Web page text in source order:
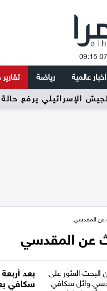
اخبار عالمية رياضة
الإسرائيلي يرفع
عن المقدسي
عن المقدسي
بعد
سكافي